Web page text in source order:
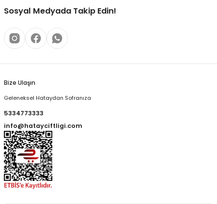
Sosyal Medyada Takip Edin!
Bize Ulaşın
Geleneksel Hataydan Sofranıza
5334773333
info@hatayciftligi.com